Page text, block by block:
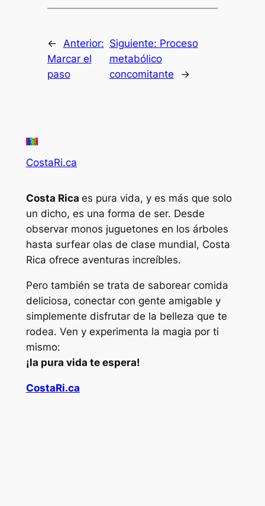
← Anterior:
Marcar el
paso
Siguiente: Proceso
metabólico
concomitante
→
CostaRi.ca
Costa Rica es pura vida, y es más que solo
un dicho, es una forma de ser. Desde
observar monos juguetones en los árboles
hasta surfear olas de clase mundial, Costa
Rica ofrece aventuras increíbles.
Pero también se trata de saborear comida
deliciosa, conectar con gente amigable y
simplemente disfrutar de la belleza que te
rodea. Ven y experimenta la magia por ti
mismo:
¡la pura vida te espera!
CostaRi.ca